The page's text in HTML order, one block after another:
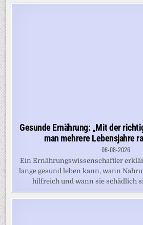
Gesunde Ernährung: „Mit der
man mehrere Lebensjahre
06-08-2026
Ein Ernährungswissenschaftler
lange gesund leben kann, wann
hilfreich und wann sie schädlich